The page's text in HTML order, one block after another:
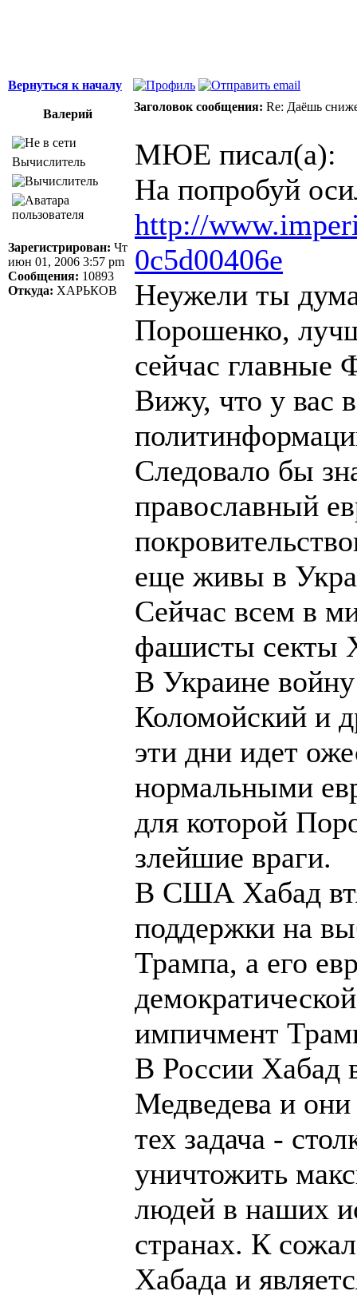
Вернуться к началу
Валерий
Заголовок сообщения: Re: Даёшь
Вычислитель
Зарегистрирован: Чт
июн 01, 2006 3:57 pm
Сообщения: 10893
Откуда: ХАРЬКОВ
МЮЕ писал(а):
На попробуй
http://
0c5d00406e
Неужели ты
Порошенко,
сейчас
Вижу, что у вас
Следовало бы
православный
еще живы в
Сейчас всем в
фашисты секты
В Украине войну
Коломойский и
эти дни идет
нормальными
для которой
злейшие враги.
В США Хабад
поддержки на
Трампа, а его
импичмент
В России Хабад
Медведева и
тех задача -
уничтожить
людей в наших
странах. К
Хабада и